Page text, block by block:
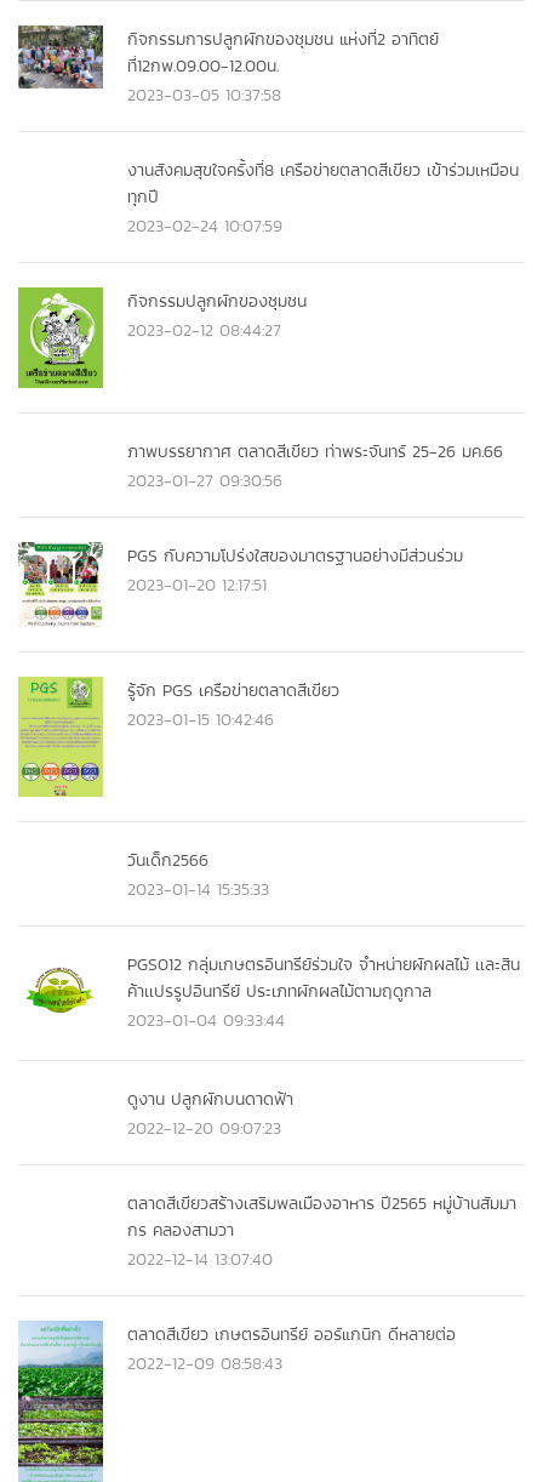
กิจกรรมการปลูกผักของชุมชน แห่งที่2 อาทิตย์
ที่12กพ.09.00-12.00น.
2023-03-05 10:37:58
งานสังคมสุขใจครั้งที่8 เครือข่ายตลาดสีเขียว เข้าร่วมเหมือน
ทุกปี
2023-02-24 10:07:59
กิจกรรมปลูกผักของชุมชน
2023-02-12 08:44:27
ภาพบรรยากาศ ตลาดสีเขียว ท่าพระจันทร์ 25-26 มค.66
2023-01-27 09:30:56
PGS กับความโปร่งใสของมาตรฐานอย่างมีส่วนร่วม
2023-01-20 12:17:51
รู้จัก PGS เครือข่ายตลาดสีเขียว
2023-01-15 10:42:46
วันเด็ก2566
2023-01-14 15:35:33
PGS012 กลุ่มเกษตรอินทรีย์ร่วมใจ จำหน่ายผักผลไม้ เเละสิน
ค้าเเปรรูปอินทรีย์ ประเภทผักผลไม้ตามฤดูกาล
2023-01-04 09:33:44
ดูงาน ปลูกผักบนดาดฟ้า
2022-12-20 09:07:23
ตลาดสีเขียวสร้างเสริมพลเมืองอาหาร ปี2565 หมู่บ้านสัมมา
กร คลองสามวา
2022-12-14 13:07:40
ตลาดสีเขียว เกษตรอินทรีย์ ออร์แกนิก ดีหลายต่อ
2022-12-09 08:58:43